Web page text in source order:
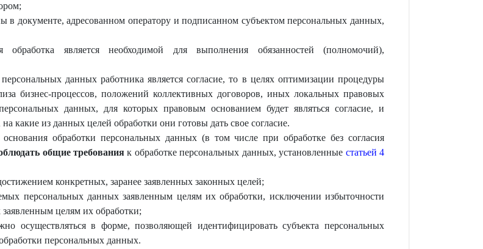
в документе, адресованном оператору и подписанном субъектом персональных данных,
обработка является необходимой для выполнения обязанностей (полномочий),
данных работника является согласие, то в целях оптимизации процедуры
бизнес-процессов, положений коллективных договоров, иных локальных правовых
данных, для которых правовым основанием будет являться согласие, и
какие из данных целей обработки они готовы дать свое согласие.
обработки персональных данных (в том числе при обработке без согласия
общие требования к обработке персональных данных, установленные статьей 4
конкретных, заранее заявленных законных целей;
персональных данных заявленным целям их обработки, исключении избыточности
целям их обработки;
осуществляться в форме, позволяющей идентифицировать субъекта персональных
персональных данных.